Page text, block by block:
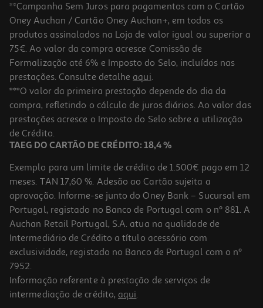
**Campanha Sem Juros para pagamentos com o Cartão
Oney Auchan / Cartão Oney Auchan+, em todos os
produtos assinalados na Loja de valor igual ou superior a
75€. Ao valor da compra acresce Comissão de
Formalização até 6% e Imposto do Selo, incluídos nas
prestações. Consulte detalhe aqui.
***O valor da primeira prestação depende do dia da
compra, refletindo o cálculo de juros diários. Ao valor das
prestações acresce o Imposto do Selo sobre a utilização
de Crédito.
TAEG DO CARTÃO DE CRÉDITO: 18,4 %
Exemplo para um limite de crédito de 1.500€ pago em 12
meses. TAN 17,60 %. Adesão ao Cartão sujeita a
aprovação. Informe-se junto do Oney Bank – Sucursal em
Portugal, registado no Banco de Portugal com o nº 881. A
Auchan Retail Portugal, S.A. atua na qualidade de
Intermediário de Crédito a título acessório com
exclusividade, registado no Banco de Portugal com o nº
7952.
Informação referente à prestação de serviços de
intermediação de crédito, aqui.